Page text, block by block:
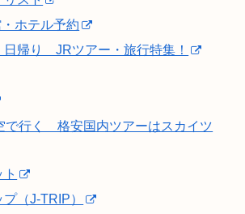
・ホテル予約
日帰り JRツアー・旅行特集！
で行く 格安国内ツアーはスカイツ
（J-TRIP）